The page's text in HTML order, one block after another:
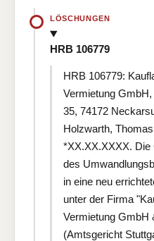
LÖSCHUNGEN
HRB 106779
HRB 106779:
Vermietung
35, 74172
Holzwarth,
*XX.XX.XXXX. Die
des
in eine neu
unter der Firma
Vermietung GmbH
(Amtsgericht